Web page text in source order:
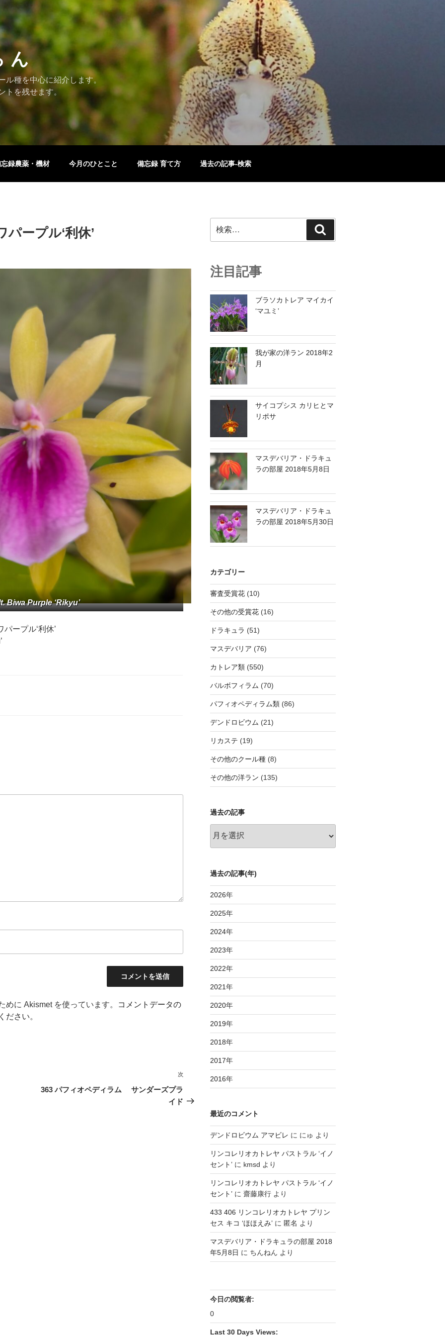
ん
ル種を中心に紹介します。
トを残せます。
録農薬・機材 今月のひとこと 備忘録 育て方 過去の記事-検索
ープル‘利休’
Biwa Purple ‘Rikyu’
ープル‘利休’
めに Akismet を使っています。
コメントデータの
ださい。
次
の
投
次
363 パフィオペディラム サンダーズプラ
イド
索:
索
注目記事
ブラソカトレア マイカイ
‘マユミ’
我が家の洋ラン 2018年2
月
サイコプシス カリヒとマ
リポサ
マスデバリア・ドラキュ
ラの部屋 2018年5月8日
マスデバリア・ドラキュ
ラの部屋 2018年5月30日
カテゴリー
審査受賞花(10)
その他の受賞花(16)
ドラキュラ (51)
マスデバリア (76)
カトレア類(550)
バルボフィラム (70)
パフィオペディラム類(86)
デンドロビウム (21)
リカステ (19)
その他のクール種(8)
その他の洋ラン (135)
過去の記事
去
事
過去の記事(年)
2026年
2025年
2024年
2023年
2022年
2021年
2020年
2019年
2018年
2017年
2016年
最近のコメント
デンドロビウム アマビレ に にゅ より
リンコレリオカトレヤ パストラル ‘イノ
セント’に kmsd より
リンコレリオカトレヤ パストラル ‘イノ
セント’に 齋藤康行より
433 406 リンコレリオカトレヤ プリン
セス キコ ‘ほほえみ’に 匿名 より
マスデバリア・ドラキュラの部屋 2018
年5月8日 に ちんねん より
今日の閲覧者:
0
Last 30 Days Views: